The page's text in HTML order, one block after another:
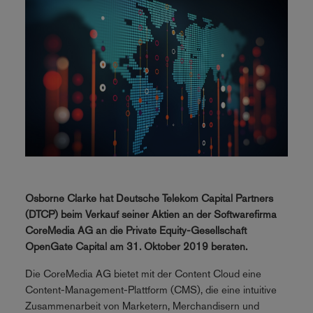
Osborne Clarke hat Deutsche Telekom Capital Partners
(DTCP) beim Verkauf seiner Aktien an der Softwarefirma
CoreMedia AG an die Private Equity-Gesellschaft
OpenGate Capital am 31. Oktober 2019 beraten.
Die CoreMedia AG bietet mit der Content Cloud eine
Content-Management-Plattform (CMS), die eine intuitive
Zusammenarbeit von Marketern, Merchandisern und